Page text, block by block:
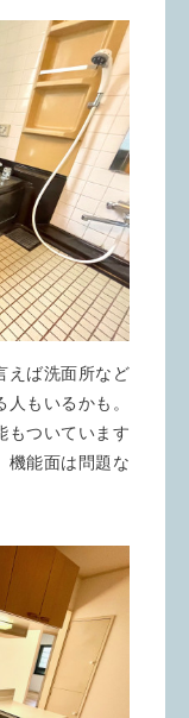
えば洗面所など
もいるかも。
もついています
機能面は問題な